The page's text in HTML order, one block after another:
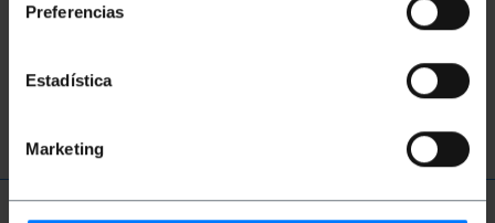
Preferencias
Estadística
Marketing